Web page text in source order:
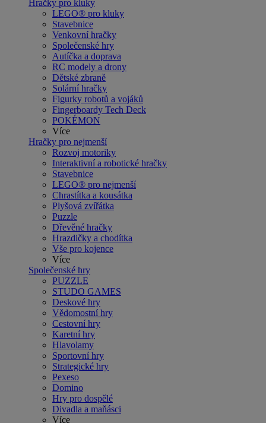
Hračky pro kluky
LEGO® pro kluky
Stavebnice
Venkovní hračky
Společenské hry
Autíčka a doprava
RC modely a drony
Dětské zbraně
Solární hračky
Figurky robotů a vojáků
Fingerboardy Tech Deck
POKÉMON
Více
Hračky pro nejmenší
Rozvoj motoriky
Interaktivní a robotické hračky
Stavebnice
LEGO® pro nejmenší
Chrastítka a kousátka
Plyšová zvířátka
Puzzle
Dřevěné hračky
Hrazdičky a chodítka
Vše pro kojence
Více
Společenské hry
PUZZLE
STUDO GAMES
Deskové hry
Vědomostní hry
Cestovní hry
Karetní hry
Hlavolamy
Sportovní hry
Strategické hry
Pexeso
Domino
Hry pro dospělé
Divadla a maňásci
Více